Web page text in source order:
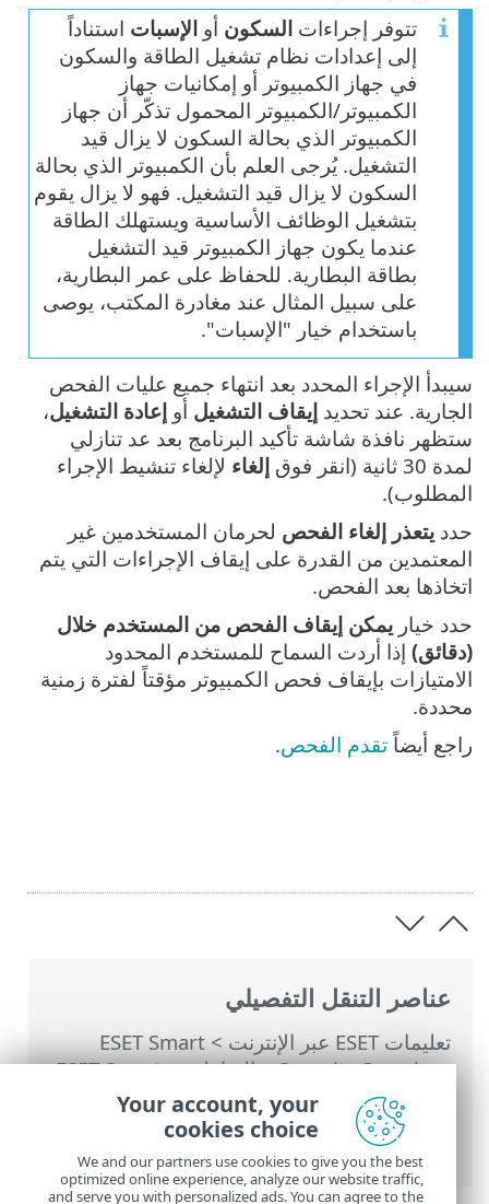
عناصر التنقل التفصيلي
تعليمات ESET عبر الإنترنت >
ESET Smart
Security Premium
>
التعامل مع ESET Smart
Security Premium
>الأدوات> المجدول
نوافذ الحوار - الجدولة > خيارات الفحص
المجدول
تتوفر إجراءات السكون أو الإسبات استناداً
إلى إعدادات نظام تشغيل الطاقة والسكون
في جهاز الكمبيوتر أو إمكانيات جهاز
الكمبيوتر/الكمبيوتر المحمول تذكّر أن جهاز
الكمبيوتر الذي بحالة السكون لا يزال قيد
التشغيل. يُرجى العلم بأن الكمبيوتر الذي بحالة
السكون لا يزال قيد التشغيل. فهو لا يزال يقوم
بتشغيل الوظائف الأساسية ويستهلك الطاقة
عندما يكون جهاز الكمبيوتر قيد التشغيل
بطاقة البطارية. للحفاظ على عمر البطارية،
على سبيل المثال عند مغادرة المكتب، يوصى
باستخدام خيار "الإسبات".
سيبدأ الإجراء المحدد بعد انتهاء جميع عليات الفحص
الجارية. عند تحديد إيقاف التشغيل أو إعادة التشغيل،
ستظهر نافذة شاشة تأكيد البرنامج بعد عد تنازلي
لمدة 30 ثانية (انقر فوق
إلغاء لإلغاء تنشيط الإجراء
المطلوب).
حدد يتعذر إلغاء الفحص لحرمان المستخدمين غير
المعتمدين من القدرة على إيقاف الإجراءات التي يتم
اتخاذها بعد الفحص.
حدد خيار يمكن إيقاف الفحص من المستخدم خلال
(دقائق) إذا أردت السماح للمستخدم المحدود
الامتيازات بإيقاف فحص الكمبيوتر مؤقتاً لفترة زمنية
محددة.
راجع أيضاً تقدم الفحص.
Your account, your
cookies choice
We and our partners use cookies to give you the best
optimized online experience, analyze our website traffic,
and serve you with personalized ads. You can agree to the